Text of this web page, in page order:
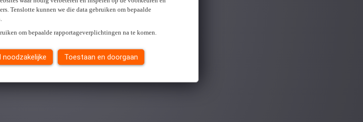
Tenslotte kunnen we die data gebruiken om bepaalde
om bepaalde rapportageverplichtingen na te komen.
noodzakelijke Toestaan en doorgaan